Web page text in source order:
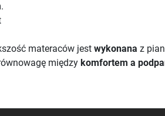
materaców jest wykonana z
między komfortem a